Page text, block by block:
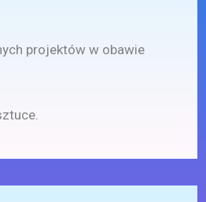
projektów w obawie